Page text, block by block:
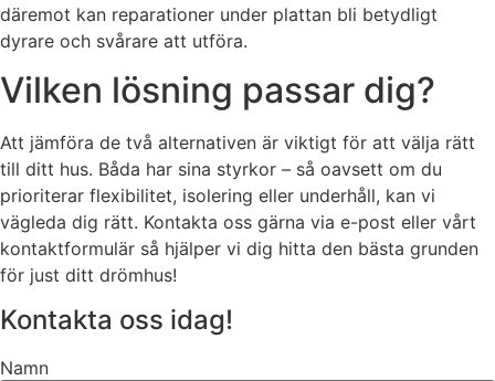
däremot kan reparationer under plattan bli betydligt
dyrare och svårare att utföra.
Vilken lösning passar dig?
Att jämföra de två alternativen är viktigt för att välja rätt
till ditt hus. Båda har sina styrkor – så oavsett om du
prioriterar flexibilitet, isolering eller underhåll, kan vi
vägleda dig rätt. Kontakta oss gärna via e-post eller vårt
kontaktformulär så hjälper vi dig hitta den bästa grunden
för just ditt drömhus!
Kontakta oss idag!
Namn